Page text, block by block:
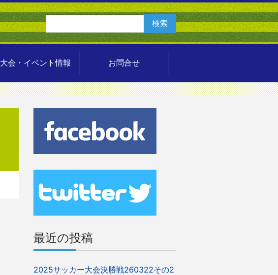
大会・イベント情報 お問合せ
最近の投稿
2025サッカー大会決勝戦260322その2